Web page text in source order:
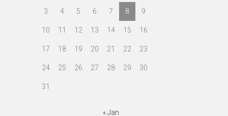
3 4 5 6 7 8 9
10 11 12 13 14 15 16
17 18 19 20 21 22 23
24 25 26 27 28 29 30
31
« Jan